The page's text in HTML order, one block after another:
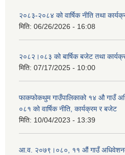
२०८३-२०८४ को वार्षिक नीति तथा
मिति: 06/26/2026 - 16:08
२०८२।०८३ को बार्षिक बजेट तथा
मिति: 07/17/2025 - 10:00
फाकफोकथुम गाउँपालिकाको १४ औ गाउँ
०८१ को वार्षिक नीति, कार्यक्रम र बजेट
मिति: 10/04/2023 - 13:39
आ.व. २०७९।०८०, ११ औं गाउँ